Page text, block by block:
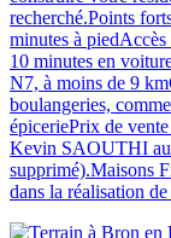
recherché.Points
minutes à
10 minutes en
N7, à moins de 9
boulangeries,
épiceriePrix de
Kevin SAOUTHI au
supprimé).Maisons
dans la réalisation